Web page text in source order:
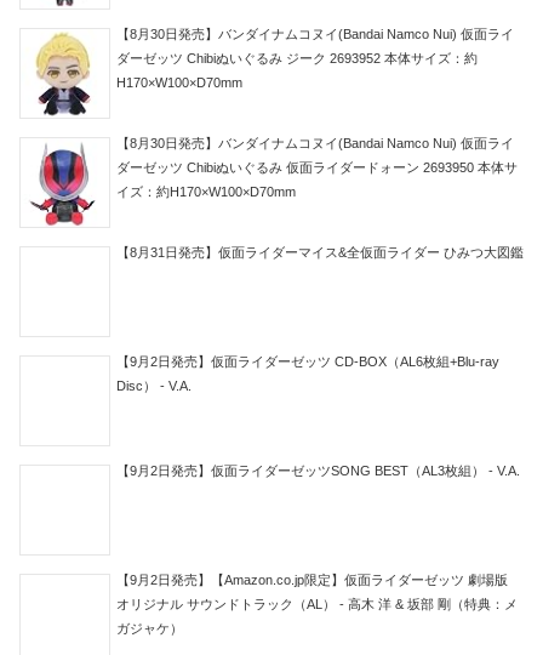
【8月30日発売】バンダイナムコヌイ(Bandai Namco Nui) 仮面ライ
ダーゼッツ Chibiぬいぐるみ ジーク 2693952 本体サイズ：約
H170×W100×D70mm
【8月30日発売】バンダイナムコヌイ(Bandai Namco Nui) 仮面ライ
ダーゼッツ Chibiぬいぐるみ 仮面ライダードォーン 2693950 本体サ
イズ：約H170×W100×D70mm
【8月31日発売】仮面ライダーマイス&全仮面ライダー ひみつ大図鑑
【9月2日発売】仮面ライダーゼッツ CD-BOX（AL6枚組+Blu-ray
Disc） - V.A.
【9月2日発売】仮面ライダーゼッツSONG BEST（AL3枚組） - V.A.
【9月2日発売】【Amazon.co.jp限定】仮面ライダーゼッツ 劇場版
オリジナル サウンドトラック（AL） - 高木 洋 & 坂部 剛（特典：メ
ガジャケ）